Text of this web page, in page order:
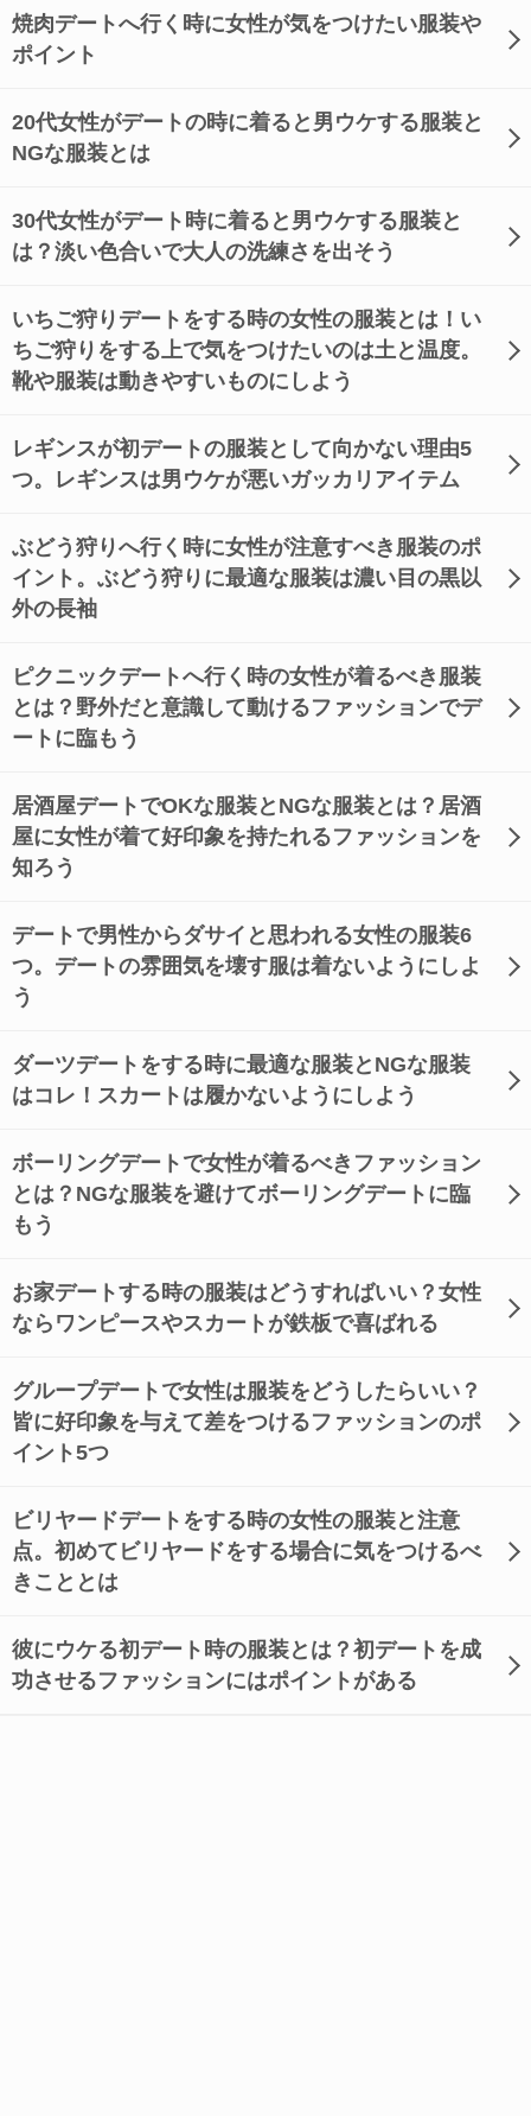
焼肉デートへ行く時に女性が気をつけたい服装や
ポイント
20代女性がデートの時に着ると男ウケする服装と
NGな服装とは
30代女性がデート時に着ると男ウケする服装と
は？淡い色合いで大人の洗練さを出そう
いちご狩りデートをする時の女性の服装とは！い
ちご狩りをする上で気をつけたいのは土と温度。
靴や服装は動きやすいものにしよう
レギンスが初デートの服装として向かない理由5
つ。レギンスは男ウケが悪いガッカリアイテム
ぶどう狩りへ行く時に女性が注意すべき服装のポ
イント。ぶどう狩りに最適な服装は濃い目の黒以
外の長袖
ピクニックデートへ行く時の女性が着るべき服装
とは？野外だと意識して動けるファッションでデ
ートに臨もう
居酒屋デートでOKな服装とNGな服装とは？居酒
屋に女性が着て好印象を持たれるファッションを
知ろう
デートで男性からダサイと思われる女性の服装6
つ。デートの雰囲気を壊す服は着ないようにしよ
う
ダーツデートをする時に最適な服装とNGな服装
はコレ！スカートは履かないようにしよう
ボーリングデートで女性が着るべきファッション
とは？NGな服装を避けてボーリングデートに臨
もう
お家デートする時の服装はどうすればいい？女性
ならワンピースやスカートが鉄板で喜ばれる
グループデートで女性は服装をどうしたらいい？
皆に好印象を与えて差をつけるファッションのポ
イント5つ
ビリヤードデートをする時の女性の服装と注意
点。初めてビリヤードをする場合に気をつけるべ
きこととは
彼にウケる初デート時の服装とは？初デートを成
功させるファッションにはポイントがある